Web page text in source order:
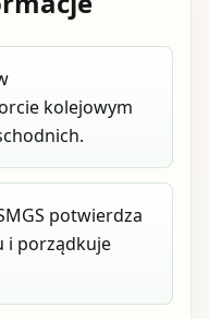
kolejowym
potwierdza
i porządkuje